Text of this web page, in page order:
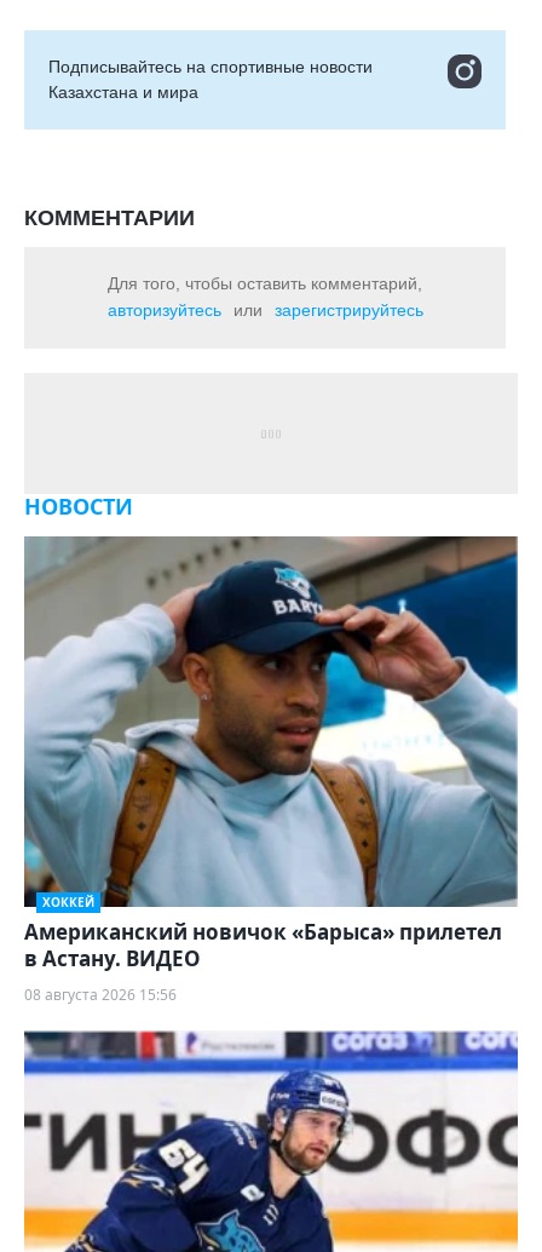
Подписывайтесь на cпортивные новости
Казахстана и мира
КОММЕНТАРИИ
Для того, чтобы оставить комментарий,
авторизуйтесь
или зарегистрируйтесь
НОВОСТИ
ХОККЕЙ
Американский новичок «Барыса» прилетел
в Астану. ВИДЕО
08 августа 2026 15:56